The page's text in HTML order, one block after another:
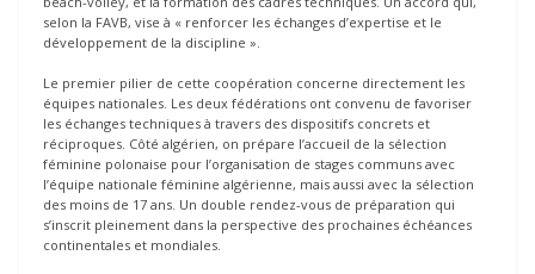
selon la FAVB, vise à « renforcer les échanges d’expertise et le
développement de la discipline ».
Le premier pilier de cette coopération concerne directement les
équipes nationales. Les deux fédérations ont convenu de favoriser
les échanges techniques à travers des dispositifs concrets et
réciproques. Côté algérien, on prépare l’accueil de la sélection
féminine polonaise pour l’organisation de stages communs avec
l’équipe nationale féminine algérienne, mais aussi avec la sélection
des moins de 17 ans. Un double rendez-vous de préparation qui
s’inscrit pleinement dans la perspective des prochaines échéances
continentales et mondiales.